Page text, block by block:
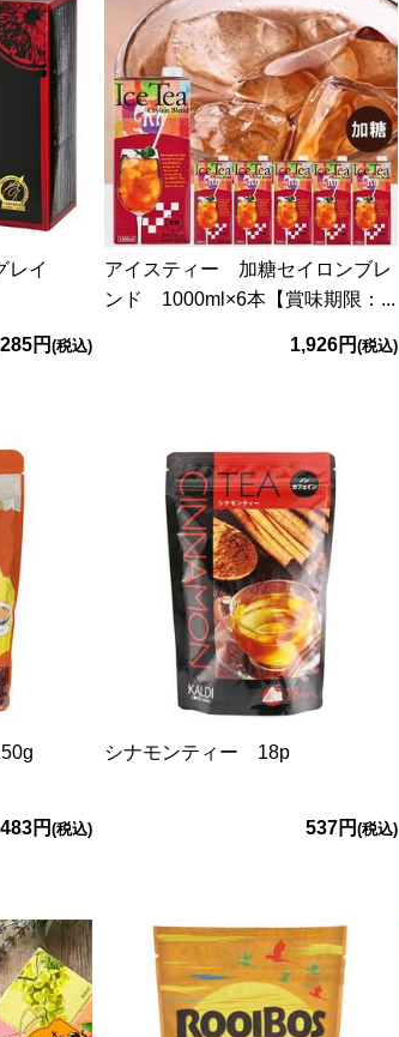
レイ
円 (税込)
アイスティー 加糖セイロンブレ
ンド 1000ml×6本【賞味期限：...
1,926円 (税込)
483円 (税込)
シナモンティー 18p
537円 (税込)